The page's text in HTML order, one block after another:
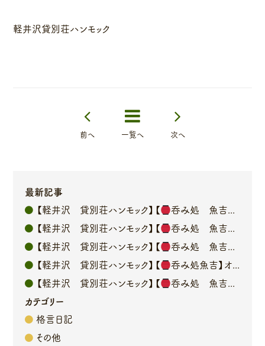
軽井沢貸別荘ハンモック
前へ 一覧へ 次へ
最新記事
【軽井沢 貸別荘ハンモック】【
呑み処 魚吉】オーナーブログ
【軽井沢 貸別荘ハンモック】【
呑み処 魚吉】オーナーブログ
【軽井沢 貸別荘ハンモック】【
呑み処 魚吉】オーナーブログ
【軽井沢 貸別荘ハンモック】【
呑み処魚吉】オーナーブログ
【軽井沢 貸別荘ハンモック】【
呑み処 魚吉】オーナーブログ
カテゴリー
格言日記
その他